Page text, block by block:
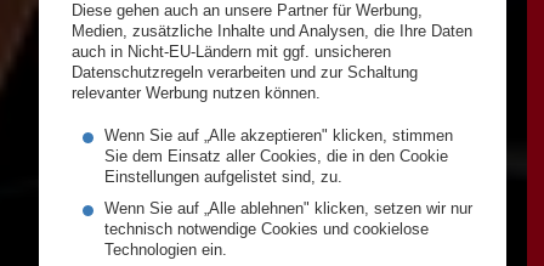
Diese gehen auch an unsere Partner für Werbung,
Medien, zusätzliche Inhalte und Analysen, die Ihre Daten
auch in Nicht-EU-Ländern mit ggf. unsicheren
Datenschutzregeln verarbeiten und zur Schaltung
relevanter Werbung nutzen können.
Wenn Sie auf „Alle akzeptieren" klicken, stimmen
Sie dem Einsatz aller Cookies, die in den Cookie
Einstellungen aufgelistet sind, zu.
Wenn Sie auf „Alle ablehnen" klicken, setzen wir nur
technisch notwendige Cookies und cookielose
Technologien ein.